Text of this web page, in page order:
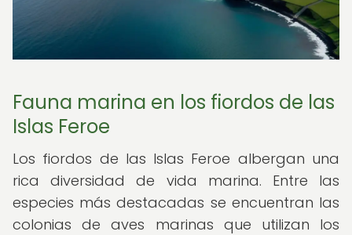
Fauna marina en los fiordos de las
Islas Feroe
Los fiordos de las Islas Feroe albergan una
rica diversidad de vida marina. Entre las
especies más destacadas se encuentran las
colonias de aves marinas que utilizan los